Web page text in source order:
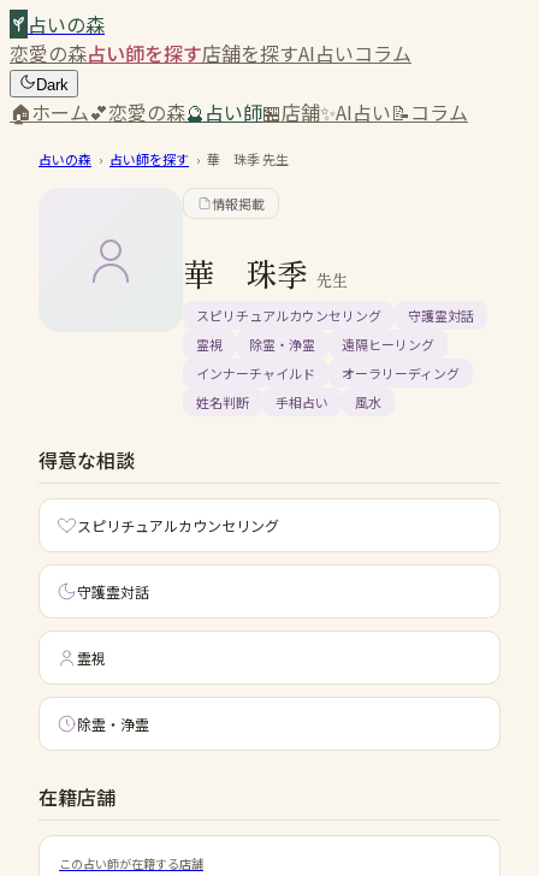
占いの森
恋愛の森占い師を探す店舗を探すAI占いコラム
Dark
🏠ホーム💕恋愛の森🔮占い師🏪店舗✨AI占い📝コラム
占いの森 › 占い師を探す › 華 珠季先生
情報掲載
華 珠季 先生
スピリチュアルカウンセリング
守護霊対話
霊視
除霊・浄霊
遠隔ヒーリング
インナーチャイルド
オーラリーディング
姓名判断
手相占い 風水
得意な相談
スピリチュアルカウンセリング
守護霊対話
霊視
除霊・浄霊
在籍店舗
この占い師が在籍する店舗